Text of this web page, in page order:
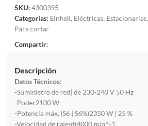
SKU: 4300395
Categorías: Einhell, Eléctricas, Estacionarias,
Para cortar
Compartir:
Descripción
Datos Técnicos:
-Suministro de red| de 230-240 V 50 Hz
-Poder2100 W
-Potencia máx. (S6 | S6%)2350 W | 25 %
-Velocidad de ralentí4000 min^-1